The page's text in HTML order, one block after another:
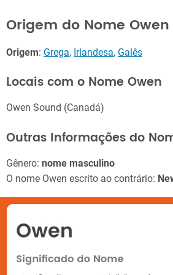
Origem do Nome Owen
Origem: Grega, Irlandesa, Galês
Locais com o Nome Owen
Owen Sound (Canadá)
Outras Informações do
Gênero: nome masculino
O nome Owen escrito ao contrário: